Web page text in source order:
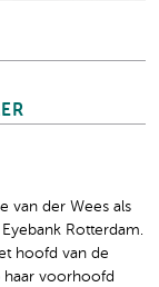
van der Wees als
Rotterdam.
hoofd van de
haar voorhoofd